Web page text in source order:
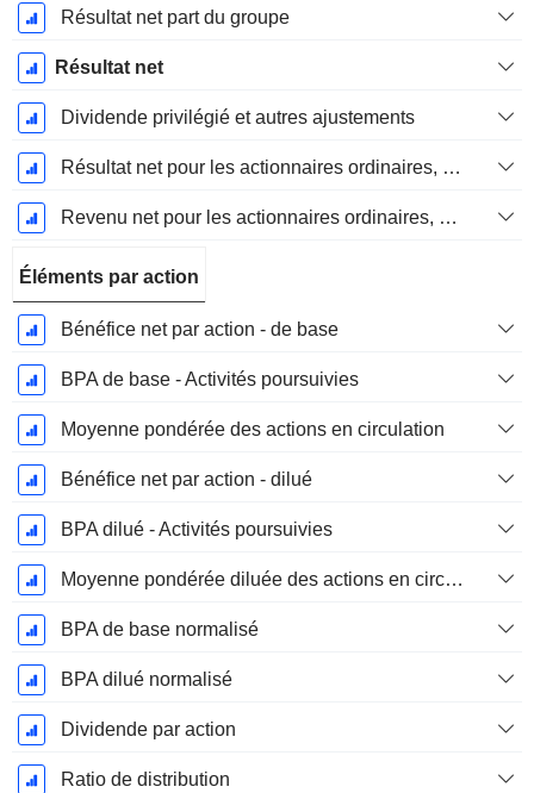
Résultat net part du groupe
Résultat net
Dividende privilégié et autres ajustements
Résultat net pour les actionnaires ordinaires, éléments exceptionnels inclus.
Revenu net pour les actionnaires ordinaires, hors éléments exceptionnelsRésultat net pour les actionnaires ordinaires, éléments exceptionnels exclus.
Éléments par action
Bénéfice net par action - de base
BPA de base - Activités poursuivies
Moyenne pondérée des actions en circulation
Bénéfice net par action - dilué
BPA dilué - Activités poursuivies
Moyenne pondérée diluée des actions en circulation
BPA de base normalisé
BPA dilué normalisé
Dividende par action
Ratio de distribution